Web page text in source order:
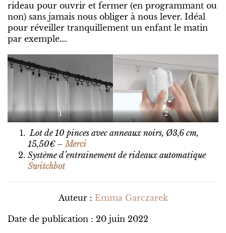
rideau pour ouvrir et fermer (en programmant ou
non) sans jamais nous obliger à nous lever. Idéal
pour réveiller tranquillement un enfant le matin
par exemple….
1 2
Lot de 10 pinces avec anneaux noirs, Ø3,6 cm,
15,50€ –Merci
Système d’entrainement de rideaux automatique
Switchbot
Auteur : Emma Garczarek
Date de publication : 20 juin 2022